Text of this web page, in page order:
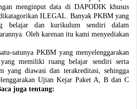
menginput data di DAPODIK khusus
ILEGAL. Banyak PKBM yang
belajar dan kurikulum sendiri dalam
Oleh karenan itu kami menyediakan
satunya PKBM yang menyelenggarakan
memiliki ruang belajar sendiri serta
diawasi dan terakreditasi, sehingga
Ujian Kejar Paket A, B dan C
juga tentang: